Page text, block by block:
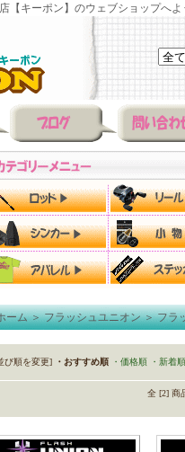
【キーポン】のウェブショップへ
ーム＞フラッシュユニオン＞フラ
び順を変更] ・おすすめ順 ・価格順 ・新着順
全 [2] 商